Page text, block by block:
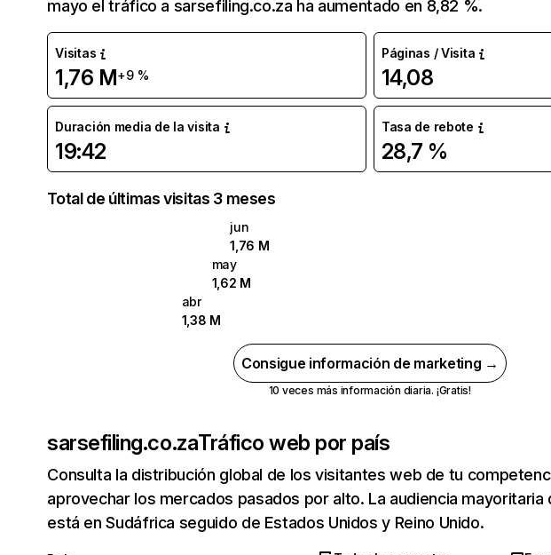
mayo el tráfico a sarsefiling.co.za ha aumentado en 8,82 %.
Visitas
1,76 M+9 %
Páginas / Visita
14,08
Duración media de la visita
19:42
Tasa de rebote
28,7 %
Total de últimas visitas 3 meses
jun
1,76 M
may
1,62 M
abr
1,38 M
Consigue información de marketing →
10 veces más información diaria. ¡Gratis!
sarsefiling.co.zaTráfico web por país
Consulta la distribución global de los visitantes web de tu
aprovechar los mercados pasados por alto. La audiencia mayoritaria
está en Sudáfrica seguido de Estados Unidos y Reino Unido.